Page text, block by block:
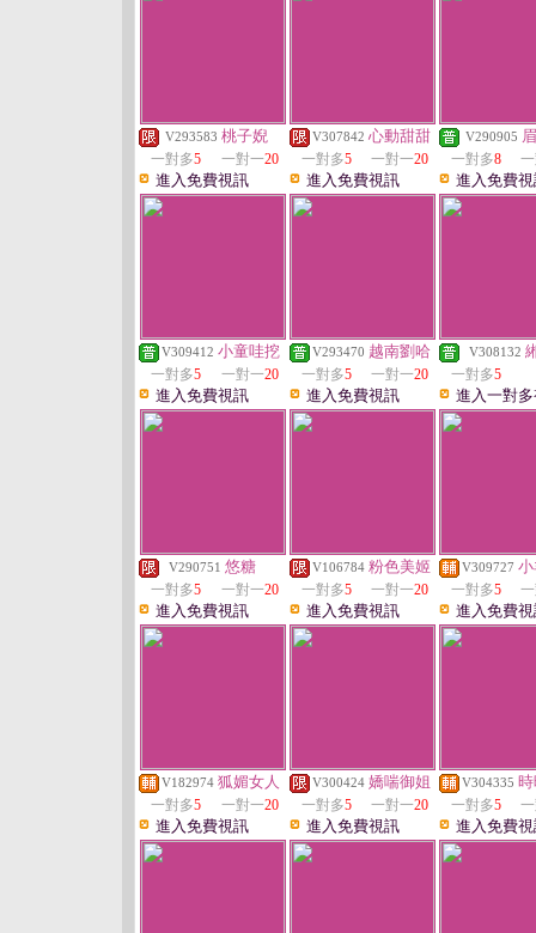
V293583 桃子婗
一對多5 一對一20
進入免費視訊
V307842 心動甜甜
一對多5 一對一20
進入免費視訊
V290905
一對多8
進入免費
V309412 小童哇挖
一對多5 一對一20
進入免費視訊
V293470 越南劉哈
一對多5 一對一20
進入免費視訊
V308132
一對多5
進入一對
V290751 悠糖
一對多5 一對一20
進入免費視訊
V106784 粉色美姬
一對多5 一對一20
進入免費視訊
V309727
一對多5
進入免費
V182974 狐媚女人
一對多5 一對一20
進入免費視訊
V300424 嬌喘御姐
一對多5 一對一20
進入免費視訊
V304335
一對多5
進入免費